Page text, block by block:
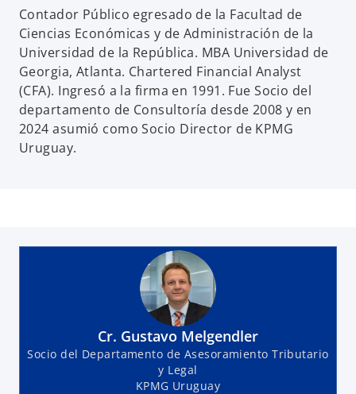
Contador Público egresado de la Facultad de
Ciencias Económicas y de Administración de la
Universidad de la República. MBA Universidad de
Georgia, Atlanta. Chartered Financial Analyst
(CFA). Ingresó a la firma en 1991. Fue Socio del
departamento de Consultoría desde 2008 y en
2024 asumió como Socio Director de KPMG
Uruguay.
Cr. Gustavo Melgendler
Socio del Departamento de Asesoramiento Tributario
y Legal
KPMG Uruguay